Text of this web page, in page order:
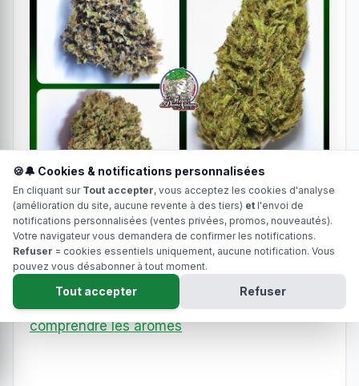
À lire aussi :
Terpènes du CBD :
comprendre les arômes
🍪🔔 Cookies & notifications personnalisées
En cliquant sur Tout accepter, vous acceptez les cookies d'analyse
(amélioration du site, aucune revente à des tiers) et l'envoi de
notifications personnalisées (ventes privées, promos, nouveautés).
Votre navigateur vous demandera de confirmer les notifications.
Refuser = cookies essentiels uniquement, aucune notification. Vous
pouvez vous désabonner à tout moment.
Tout accepter Refuser